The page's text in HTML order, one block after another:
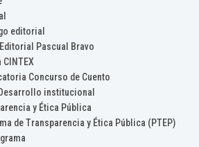
editorial
Pascual Bravo
CINTEX
Concurso de Cuento
institucional
y Ética Pública
de Transparencia y Ética Pública (PTEP)